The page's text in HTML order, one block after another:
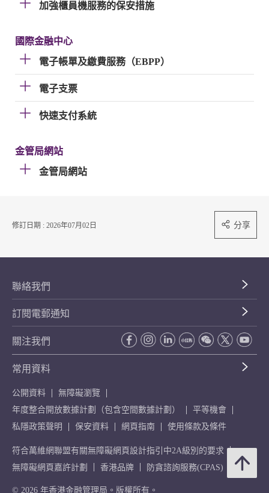
加強櫃員機服務的保安措施
國際金融中心
電子帳單及繳費服務（EBPP）
電子支票
快速支付系統
金管局網站
金管局網站
修訂日期 : 2026年07月02日 分享
聯絡我們
訂閱電郵通知
關注我們
常用資料
公開資料
無障礙瀏覽
年度整合開放數據計劃（包含空間數據計劃）
平等機會
私隱政策聲明
保安資料 網頁指南 使用條款及條件
符合萬維網聯盟有關無障礙網頁設計指引中2A級別的要求
無障礙網頁嘉許計劃
香港品牌 防貪諮詢服務(CPAS)
© 2026 年香港金融管理局。版權所有。